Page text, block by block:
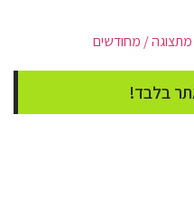
/ מחודשים
בלבד!